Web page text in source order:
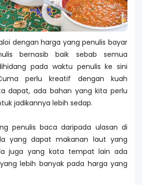
dengan harga yang penulis bayar
bernasib baik sebab semua
pada waktu penulis ke sini
perlu kreatif dengan kuah
dapat, ada bahan yang kita perlu
jadikannya lebih sedap.
penulis baca daripada ulasan di
yang dapat makanan laut yang
juga yang kata tempat lain ada
lebih banyak pada harga yang